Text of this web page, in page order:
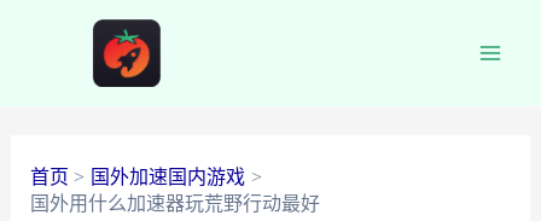
首页
国外加速国内游戏
国外用什么加速器玩荒野行动最好